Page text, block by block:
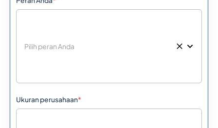
Ukuran perusahaan*